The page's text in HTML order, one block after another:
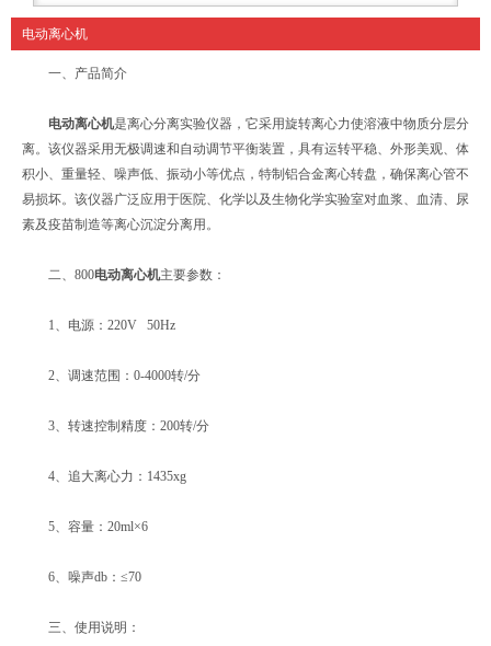
电动离心机
一、产品简介
电动离心机是离心分离实验仪器，它采用旋转离心力使溶液中物质分层分
离。该仪器采用无极调速和自动调节平衡装置，具有运转平稳、外形美观、体
积小、重量轻、噪声低、振动小等优点，特制铝合金离心转盘，确保离心管不
易损坏。该仪器广泛应用于医院、化学以及生物化学实验室对血浆、血清、尿
素及疫苗制造等离心沉淀分离用。
二、800电动离心机主要参数：
1、电源：220V 50Hz
2、调速范围：0-4000转/分
3、转速控制精度：200转/分
4、追大离心力：1435xg
5、容量：20ml×6
6、噪声db：≤70
三、使用说明：